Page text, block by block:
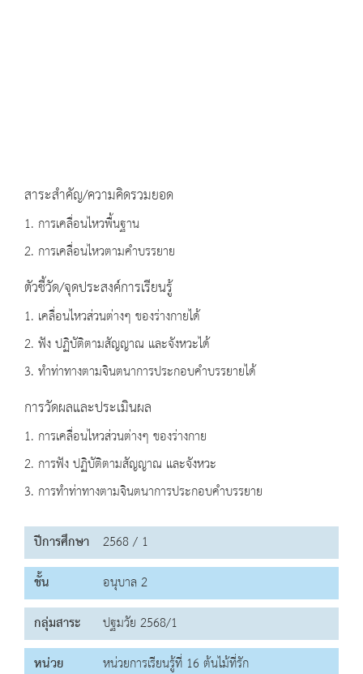
สาระสำคัญ/ความคิดรวมยอด
1. การเคลื่อนไหวพื้นฐาน
2. การเคลื่อนไหวตามคำบรรยาย
ตัวชี้วัด/จุดประสงค์การเรียนรู้
1. เคลื่อนไหวส่วนต่างๆ ของร่างกายได้
2. ฟัง ปฏิบัติตามสัญญาณ และจังหวะได้
3. ทำท่าทางตามจินตนาการประกอบคำบรรยายได้
การวัดผลและประเมินผล
1. การเคลื่อนไหวส่วนต่างๆ ของร่างกาย
2. การฟัง ปฏิบัติตามสัญญาณ และจังหวะ
3. การทำท่าทางตามจินตนาการประกอบคำบรรยาย
ปีการศึกษา 2568 / 1
ชั้น
อนุบาล 2
กลุ่มสาระ
ปฐมวัย 2568/1
หน่วย
หน่วยการเรียนรู้ที่ 16 ต้นไม้ที่รัก